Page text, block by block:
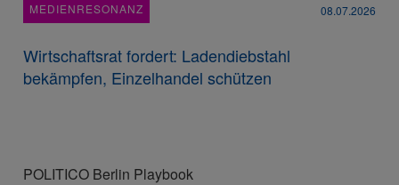
MEDIENRESONANZ 08.07.2026
Wirtschaftsrat fordert: Ladendiebstahl
bekämpfen, Einzelhandel schützen
POLITICO Berlin Playbook